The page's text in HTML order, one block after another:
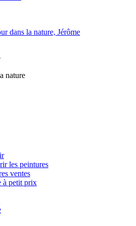
nature
les peintures
ventes
à petit prix